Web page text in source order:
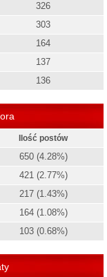
326
303
164
137
136
Ilość postów
650 (4.28%)
421 (2.77%)
217 (1.43%)
164 (1.08%)
103 (0.68%)